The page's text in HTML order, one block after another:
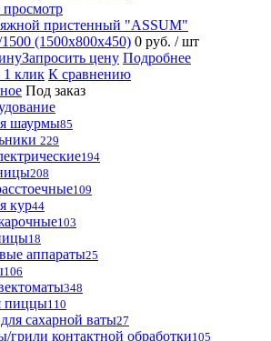
пристенный "ASSUM"
(1500х800х450) 0 руб. / шт
Запросить цену Подробнее
1 клик К сравнению
Под заказ
шаурмы85
229
194
208
109
кур44
103
18
аппараты25
106
348
пиццы110
сахарной ваты27
грили контактной обработки105